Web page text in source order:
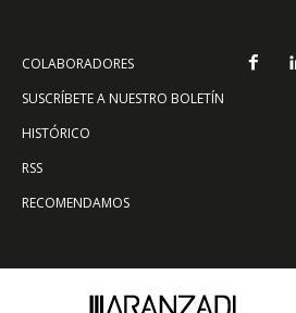
COLABORADORES
SUSCRÍBETE A NUESTRO BOLETÍN
HISTÓRICO
RSS
RECOMENDAMOS